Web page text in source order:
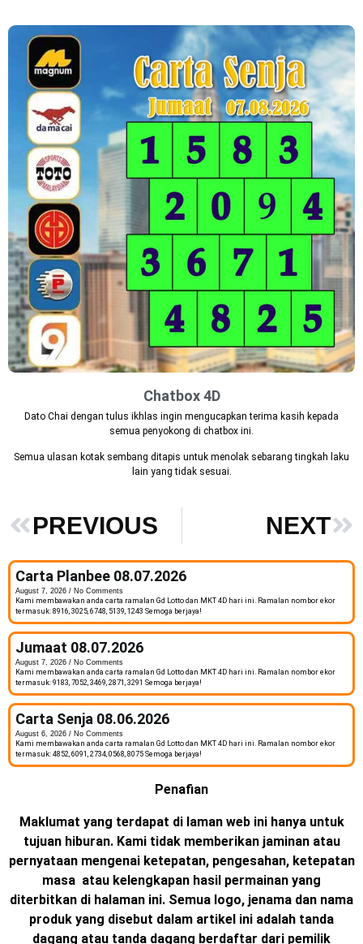
Chatbox 4D
Dato Chai dengan tulus ikhlas ingin mengucapkan terima kasih kepada
semua penyokong di chatbox ini.
Semua ulasan kotak sembang ditapis untuk menolak sebarang tingkah laku
lain yang tidak sesuai.
PREVIOUS NEXT
Carta Planbee 08.07.2026
August 7, 2026
No Comments
Kami membawakan anda carta ramalan Gd Lotto dan MKT 4D hari ini. Ramalan nombor ekor
termasuk: 8916, 3025, 6748, 5139, 1243 Semoga berjaya!
Jumaat 08.07.2026
August 7, 2026
No Comments
Kami membawakan anda carta ramalan Gd Lotto dan MKT 4D hari ini. Ramalan nombor ekor
termasuk: 9183, 7052, 3469, 2871, 3291 Semoga berjaya!
Carta Senja 08.06.2026
August 6, 2026
No Comments
Kami membawakan anda carta ramalan Gd Lotto dan MKT 4D hari ini. Ramalan nombor ekor
termasuk: 4852, 6091, 2734, 0568, 8075 Semoga berjaya!
Penafian
Maklumat yang terdapat di laman web ini hanya untuk
tujuan hiburan. Kami tidak memberikan jaminan atau
pernyataan mengenai ketepatan, pengesahan, ketepatan
masa atau kelengkapan hasil permainan yang
diterbitkan di halaman ini. Semua logo, jenama dan nama
produk yang disebut dalam artikel ini adalah tanda
dagang atau tanda dagang berdaftar dari pemilik